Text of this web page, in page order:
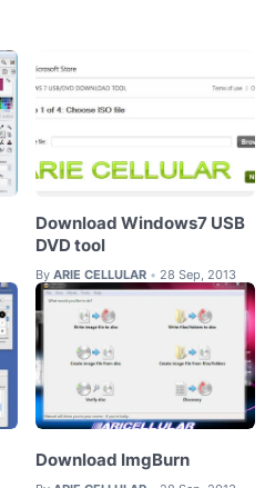
Download Windows7 USB
DVD tool
By ARIE CELLULAR • 28 Sep, 2013
Download ImgBurn